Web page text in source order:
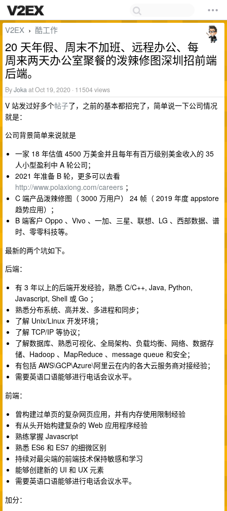
V2EX › 酷工作
20 天年假、周末不加班、远程办公、每
周来两天办公室聚餐的泼辣修图深圳招前端
后端。
ByJokaat Oct 19, 2020 · 11504 views
V 站发过好多个帖子了，之前的基本都招完了，简单说一下公司情况
就是：
公司背景简单来说就是
一家 18 年估值 4500 万美金并且每年有百万级别美金收入的 35
人小型盈利中 A 轮公司；
2021 年准备 B 轮，更多可以去看
http://www.polaxiong.com/careers ；
C 端产品泼辣修图（ 3000 万用户） 24 帧（ 2019 年度 appstore
趋势应用）；
B 端客户 Oppo 、Vivo 、一加、三星、联想、LG 、西部数据、谱
时、零零科技等。
最新的两个坑如下。
后端：
有 3 年以上的后端开发经验，熟悉 C/C++, Java, Python,
Javascript, Shell 或 Go ；
熟悉分布系统、高并发、多进程和同步；
了解 Unix/Linux 开发环境；
了解 TCP/IP 等协议；
了解数据库、熟悉可视化、全局架构、负载均衡、网络、数据存
储、Hadoop 、MapReduce 、message queue 和安全；
有包括 AWS\GCP\Azure\阿里云在内的各大云服务商对接经验；
需要英语口语能够进行电话会议水平。
前端：
曾构建过单页的复杂网页应用，并有内存使用限制经验
有从头开始构建复杂的 Web 应用程序经验
熟练掌握 Javascript
熟悉 ES6 和 ES7 的细微区别
持续对最尖端的前端技术保持敏感和学习
能够创建新的 UI 和 UX 元素
需要英语口语能够进行电话会议水平。
加分：